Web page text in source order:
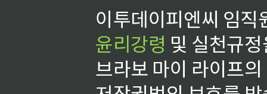
이투데이피엔씨 임
윤리강령 및 실천규
브라보 마이 라이프